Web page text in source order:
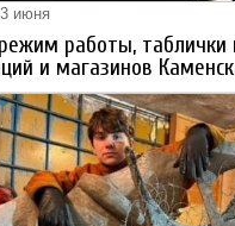
июня
работы, таблички
и магазинов